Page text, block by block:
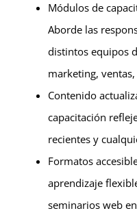
Módulos de
Aborde las
distintos equipos
marketing,
Contenido
capacitación
recientes y
Formatos
aprendizaje
seminarios web